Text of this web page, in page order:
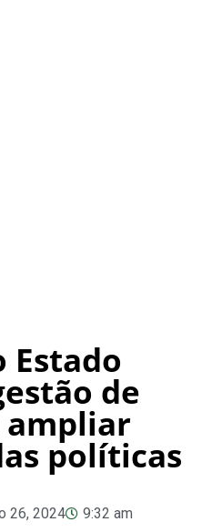
Estado
de
ampliar
políticas
26, 2024 9:32 am